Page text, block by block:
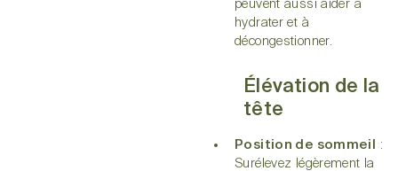
peuvent aussi aider à
hydrater et à
décongestionner.
Élévation de la
tête
Position de sommeil
:
Surélevez légèrement la